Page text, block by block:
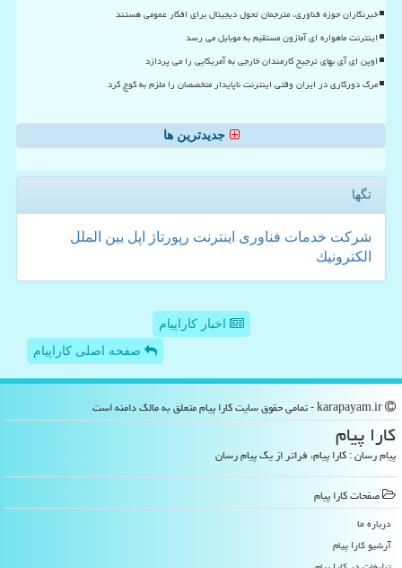
خبرنگاران حوزه فناوری، مترجمان تحول دیجیتال برای افکار عمومی هستند
اینترنت ماهواره ای آمازون مستقیم به موبایل می رسد
اوپن ای آی بهای ترجیح کارمندان خارجی به آمریکایی را می پردازد
مرگ دورکاری در ایران وقتی اینترنت ناپایدار متخصصان را ملزم به کوچ کرد
جدیدترین ها
تگها
شركت خدمات فناوری اینترنت رپورتاژ اپل بین الملل
الكترونیك
اخبار کاراپیام
صفحه اصلی کاراپیام
كارا پیام
پیام رسان : کارا پیام، فراتر از یک پیام رسان
صفحات كارا پیام
درباره ما
آرشیو كارا پیام